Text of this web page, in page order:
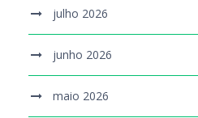
julho 2026
junho 2026
maio 2026